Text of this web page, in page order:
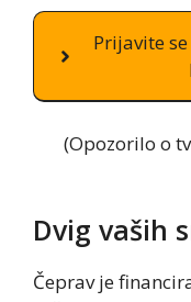
Prijavite
(Opozorilo o
Dvig vaših
Čeprav je